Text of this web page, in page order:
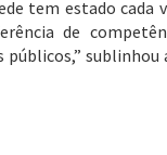
tem estado cada
de
sublinhou